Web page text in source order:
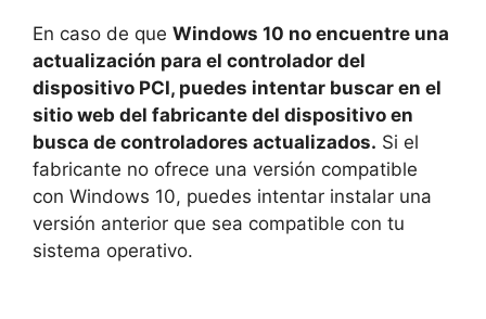
En ​caso ⁤de ​que Windows 10 no⁤ encuentre⁢ una
actualización para el controlador del
⁤dispositivo PCI, puedes intentar buscar en⁢ el
sitio web del fabricante del⁣ dispositivo en
busca de controladores actualizados. Si ​el
fabricante no‍ ofrece ⁤una versión compatible
con Windows 10, puedes intentar instalar una
‍versión anterior que sea⁢ compatible con tu
sistema​ operativo.